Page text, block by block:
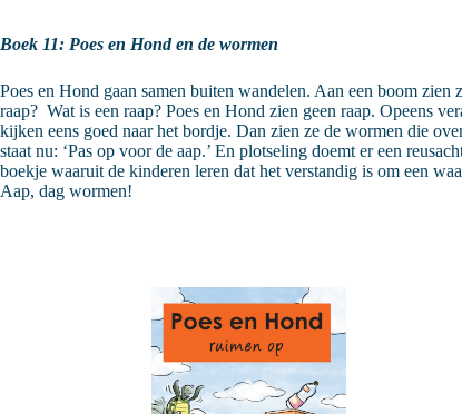
Boek 11: Poes en Hond en de wormen
Poes en Hond gaan samen buiten wandelen. Aan een boom zien
raap? Wat is een raap? Poes en Hond zien geen raap. Opeens
kijken eens goed naar het bordje. Dan zien ze de wormen die
staat nu: ‘Pas op voor de aap.’ En plotseling doemt er een
boekje waaruit de kinderen leren dat het verstandig is om een
Aap, dag wormen!